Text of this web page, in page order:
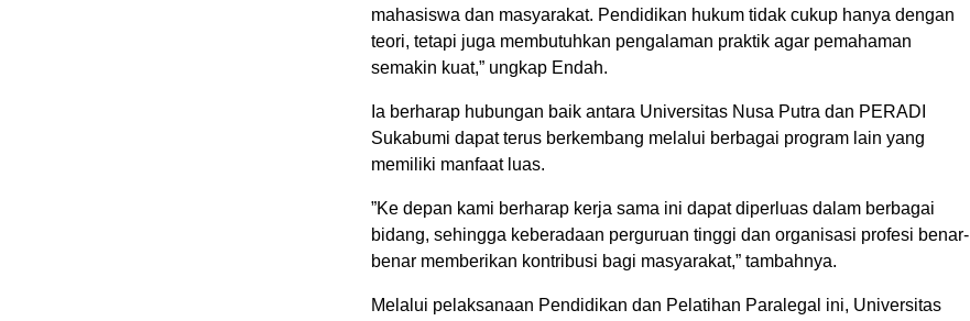
mahasiswa dan masyarakat. Pendidikan hukum tidak cukup hanya dengan
teori, tetapi juga membutuhkan pengalaman praktik agar pemahaman
semakin kuat,” ungkap Endah.
‎Ia berharap hubungan baik antara Universitas Nusa Putra dan PERADI
Sukabumi dapat terus berkembang melalui berbagai program lain yang
memiliki manfaat luas.
‎”Ke depan kami berharap kerja sama ini dapat diperluas dalam berbagai
bidang, sehingga keberadaan perguruan tinggi dan organisasi profesi benar-
benar memberikan kontribusi bagi masyarakat,” tambahnya.
‎Melalui pelaksanaan Pendidikan dan Pelatihan Paralegal ini, Universitas